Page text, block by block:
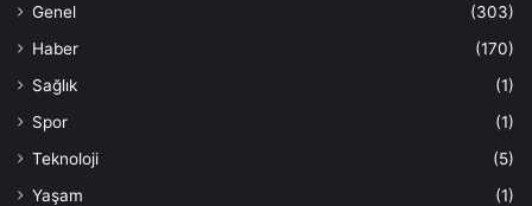
Genel
(303)
Haber
(170)
Sağlık
(1)
Spor
(1)
Teknoloji
(5)
Yaşam
(1)